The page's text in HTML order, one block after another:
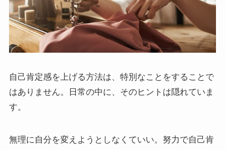
自己肯定感を上げる方法は、特別なことをすることで
はありません。日常の中に、そのヒントは隠れていま
す。
無理に自分を変えようとしなくていい。努力で自己肯